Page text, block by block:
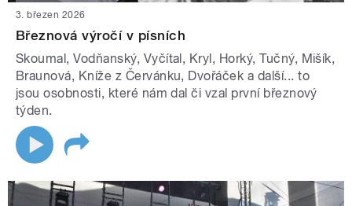
3. březen 2026
Březnová výročí v písních
Skoumal, Vodňanský, Vyčítal, Kryl, Horký, Tučný, Mišík,
Braunová, Kníže z Červánku, Dvořáček a další... to
jsou osobnosti, které nám dal či vzal první březnový
týden.